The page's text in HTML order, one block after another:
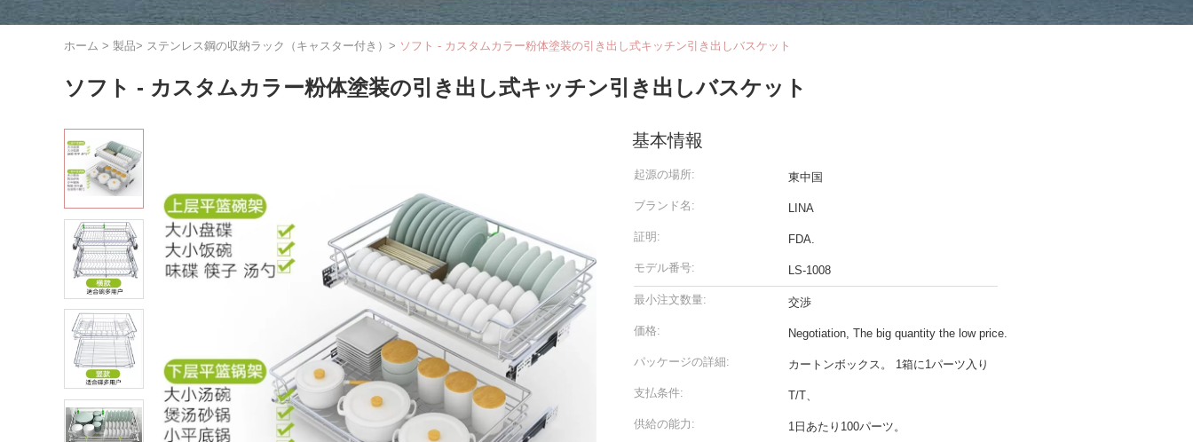
ホーム > 製品> ステンレス鋼の収納ラック（キャスター付き） > ソフト - カスタムカラー粉体塗装の引き出し式キッチン引き出しバスケット
ソフト - カスタムカラー粉体塗装の引き出し式キッチン引き出しバスケット
基本情報
起源の場所: 東中国
ブランド名: LINA
証明: FDA.
モデル番号: LS-1008
最小注文数量: 交渉
価格: Negotiation, The big quantity the low price.
パッケージの詳細: カートンボックス。 1箱に1パーツ入り
支払条件: T/T、
供給の能力: 1日あたり100パーツ。